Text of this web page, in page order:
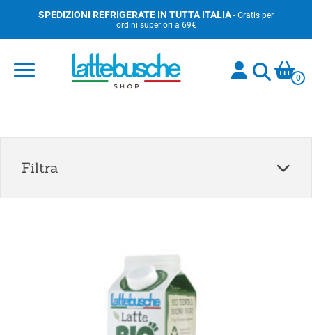
SPEDIZIONI REFRIGERATE IN TUTTA ITALIA- Gratis per
ordini superiori a 69€
0
Filtra